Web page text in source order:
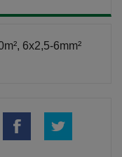
6x2,5-6mm²